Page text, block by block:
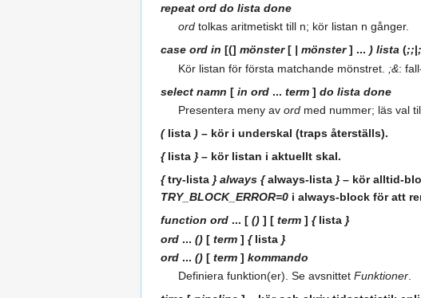
repeat ord do lista done
ord tolkas aritmetiskt till n; kör listan n gånger.
case ord in [(] mönster[ | mönster] ... ) lista (;;|
Kör listan för första matchande mönstret.
;&:
select namn [ in ord ... term ] do lista done
Presentera meny avord med nummer; läs val
(lista ) – kör i underskal (traps återställs).
{lista }– kör listan i aktuellt skal.
{try‑lista } always {always‑lista }– kör
TRY_BLOCK_ERROR=0 i always‑block för att
function ord ... [ () ] [ term ] {lista }
ord ... () [ term ] {lista }
ord ... () [ term ] kommando
Definiera funktion(er). Se avsnittetFunktioner.